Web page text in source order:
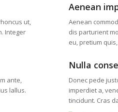
ut,
Integer
ante,
lallus.
Aenean
Aenean
dis parturient
eu, pretium
Nulla
Donec pede
imperdiet a,
tincidunt. Cras